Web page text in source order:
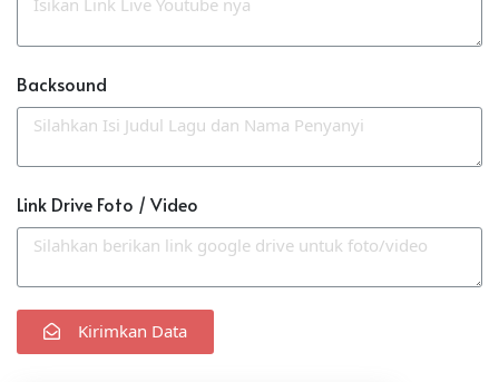
Backsound
Link Drive Foto / Video
Kirimkan Data